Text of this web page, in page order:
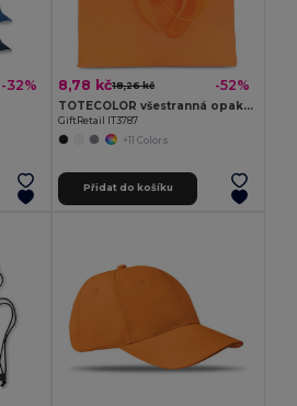
-32% 8,78 kč18,26 kč -52%
TOTECOLOR všestranná opakovaně použitelná nákupní a plážová taška
GiftRetail IT3787
+11 Colors
Přidat do košíku